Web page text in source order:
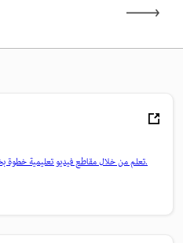
تعلم من خلال مقاطع فيديو تعليمية خطوة بخطوة وإرشادات عملية مباشرة داخل التطبيق.